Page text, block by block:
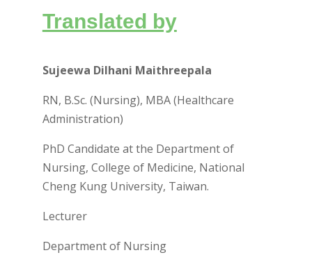
Translated by
Sujeewa Dilhani Maithreepala
RN, B.Sc. (Nursing), MBA (Healthcare
Administration)
PhD Candidate at the Department of
Nursing, College of Medicine, National
Cheng Kung University, Taiwan.
Lecturer
Department of Nursing